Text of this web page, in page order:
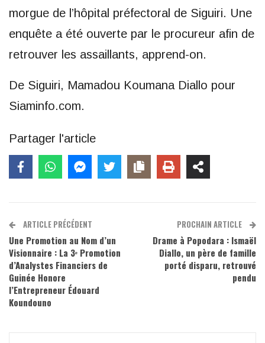
morgue de l’hôpital préfectoral de Siguiri. Une
enquête a été ouverte par le procureur afin de
retrouver les assaillants, apprend-on.
De Siguiri, Mamadou Koumana Diallo pour
Siaminfo.com.
Partager l'article
ARTICLE PRÉCÉDENT
Une Promotion au Nom d’un
Visionnaire : La 3ᵉ Promotion
d’Analystes Financiers de
Guinée Honore
l’Entrepreneur Édouard
Koundouno
PROCHAIN ARTICLE
Drame à Popodara : Ismaël
Diallo, un père de famille
porté disparu, retrouvé
pendu